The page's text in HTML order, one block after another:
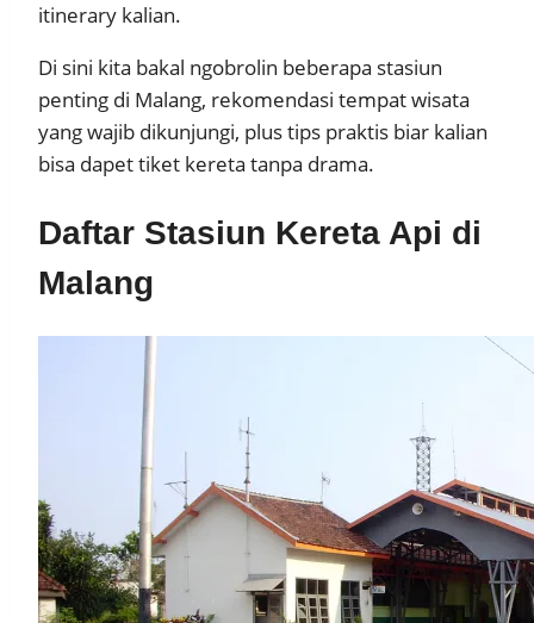
itinerary kalian.
Di sini kita bakal ngobrolin beberapa stasiun
penting di Malang, rekomendasi tempat wisata
yang wajib dikunjungi, plus tips praktis biar kalian
bisa dapet tiket kereta tanpa drama.
Daftar Stasiun Kereta Api di
Malang